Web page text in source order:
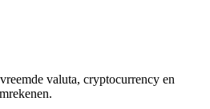
valuta, cryptocurrency en